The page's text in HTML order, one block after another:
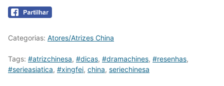
Categorias: Atores/Atrizes China
Tags: #atrizchinesa, #dicas, #dramachines, #resenhas,
#serieasiatica, #xingfei, china, seriechinesa